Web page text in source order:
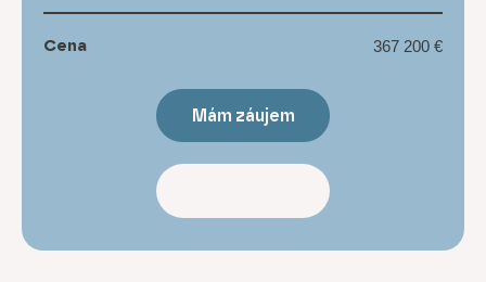
Cena 367 200 €
Mám záujem